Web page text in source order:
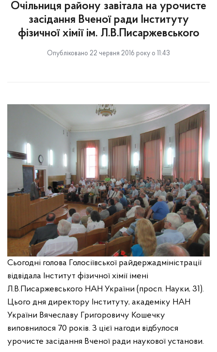
Очільниця району завітала на урочисте
засідання Вченої ради Інституту
фізичної хімії ім. Л.В.Писаржевського
Опубліковано 22 червня 2016 року о 11:43
Сьогодні голова Голосіївської райдержадміністрації
відвідала Інститут фізичної хімії імені
Л.В.Писаржевського НАН України (просп. Науки, 31).
Цього дня директору Інституту, академіку НАН
України Вячеславу Григоровичу Кошечку
виповнилося 70 років. З цієї нагоди відбулося
урочисте засідання Вченої ради наукової установи.